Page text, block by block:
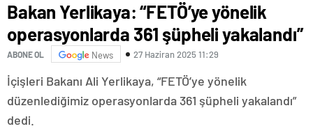
Bakan Yerlikaya: “FETÖ’ye yönelik
operasyonlarda 361 şüpheli yakalandı”
ABONE OL News 27 Haziran 2025 11:29
İçişleri Bakanı Ali Yerlikaya, “FETÖ’ye yönelik
düzenlediğimiz operasyonlarda 361 şüpheli yakalandı”
dedi.